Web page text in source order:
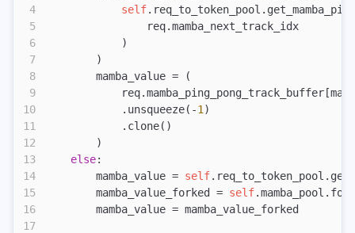
4
5
6
7
8
9
10
11
12
13
14
15
16
17
            self
                req.mamba_next_track_idx
            )
        )
        mamba_value = (
            .unsqueeze(-
1 )
            .clone()
        )
    else
:
        mamba_value =
self
        mamba_value_forked =
self
        mamba_value = mamba_value_forked